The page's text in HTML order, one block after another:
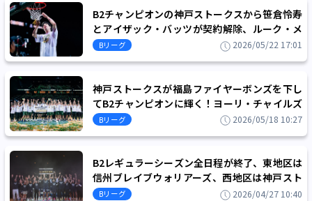
B2チャンピオンの神戸ストークスから笹倉怜寿
とアイザック・バッツが契約解除、ルーク・メ
イを含む4選手が契約を満了
Bリーグ 2026/05/22 17:01
神戸ストークスが福島ファイヤーボンズを下し
てB2チャンピオンに輝く！ヨーリ・チャイルズ
がMVPを受賞
Bリーグ 2026/05/18 10:27
B2レギュラーシーズン全日程が終了、東地区は
信州ブレイブウォリアーズ、西地区は神戸スト
ークスが地区優勝を飾る
Bリーグ 2026/04/27 10:40